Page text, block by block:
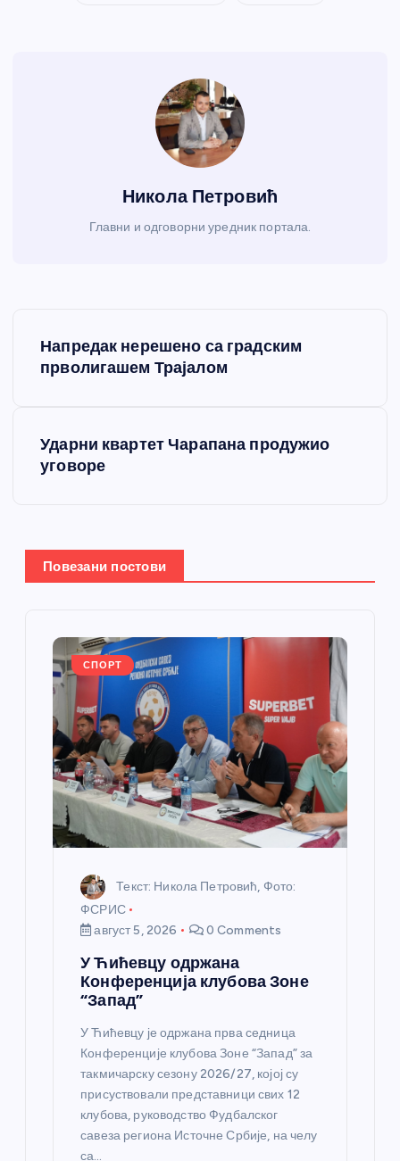
Никола Петровић
Главни и одговорни уредник портала.
њ
е
Напредак нерешено са градским
прволигашем Трајалом
Ударни квартет Чарапана продужио
уговоре
Повезани постови
СПОРТ
Текст: Никола Петровић, Фото:
ФСРИС
август 5, 2026
0 Comments
У Ћићевцу одржана
Конференција клубова Зоне
“Запад”
У Ћићевцу је одржана прва седница
Конференције клубова Зоне “Запад” за
такмичарску сезону 2026/27, којој су
присуствовали представници свих 12
клубова, руководство Фудбалског
савеза региона Источне Србије, на челу
са…